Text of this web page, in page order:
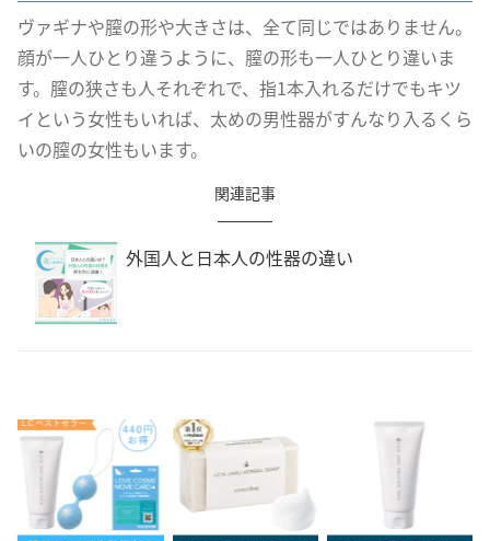
ヴァギナや膣の形や大きさは、全て同じではありません。
顔が一人ひとり違うように、膣の形も一人ひとり違いま
す。膣の狭さも人それぞれで、指1本入れるだけでもキツ
イという女性もいれば、太めの男性器がすんなり入るくら
いの膣の女性もいます。
関連記事
外国人と日本人の性器の違い